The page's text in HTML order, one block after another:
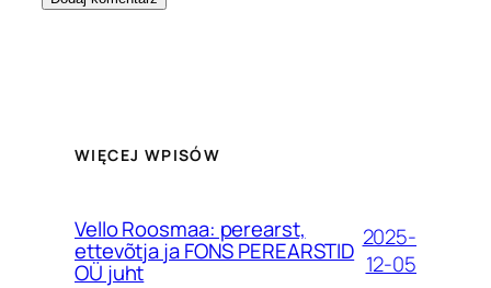
WIĘCEJ WPISÓW
Vello Roosmaa: perearst,
ettevõtja ja FONS PEREARSTID
OÜ juht
2025-
12-05